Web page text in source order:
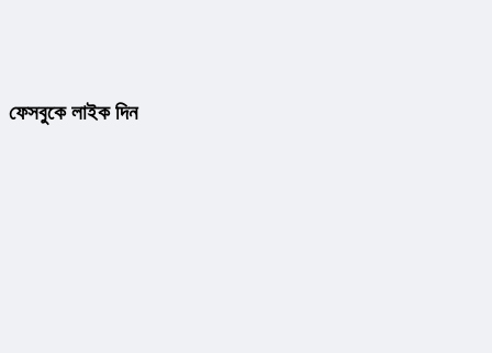
ফেসবুকে লাইক দিন